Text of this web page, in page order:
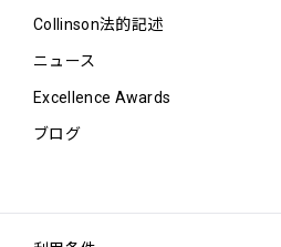
Collinson法的記述
ニュース
Excellence Awards
ブログ